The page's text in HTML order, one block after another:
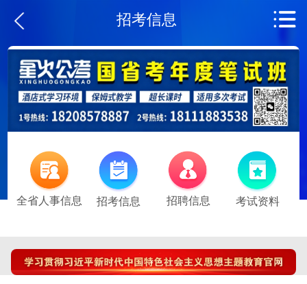
招考信息
全省人事信息 招考信息 招聘信息 考试资料